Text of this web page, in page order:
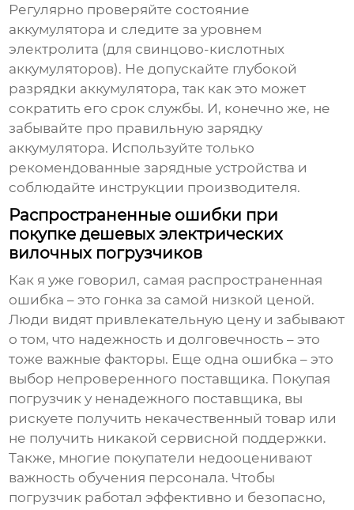
Регулярно проверяйте состояние
аккумулятора и следите за уровнем
электролита (для свинцово-кислотных
аккумуляторов). Не допускайте глубокой
разрядки аккумулятора, так как это может
сократить его срок службы. И, конечно же, не
забывайте про правильную зарядку
аккумулятора. Используйте только
рекомендованные зарядные устройства и
соблюдайте инструкции производителя.
Распространенные ошибки при
покупке дешевых электрических
вилочных погрузчиков
Как я уже говорил, самая распространенная
ошибка – это гонка за самой низкой ценой.
Люди видят привлекательную цену и забывают
о том, что надежность и долговечность – это
тоже важные факторы. Еще одна ошибка – это
выбор непроверенного поставщика. Покупая
погрузчик у ненадежного поставщика, вы
рискуете получить некачественный товар или
не получить никакой сервисной поддержки.
Также, многие покупатели недооценивают
важность обучения персонала. Чтобы
погрузчик работал эффективно и безопасно,